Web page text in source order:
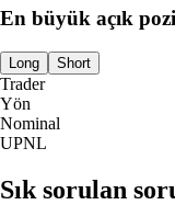
En büyük açık
Long Short
Trader
Yön
Nominal
UPNL
Sık sorulan